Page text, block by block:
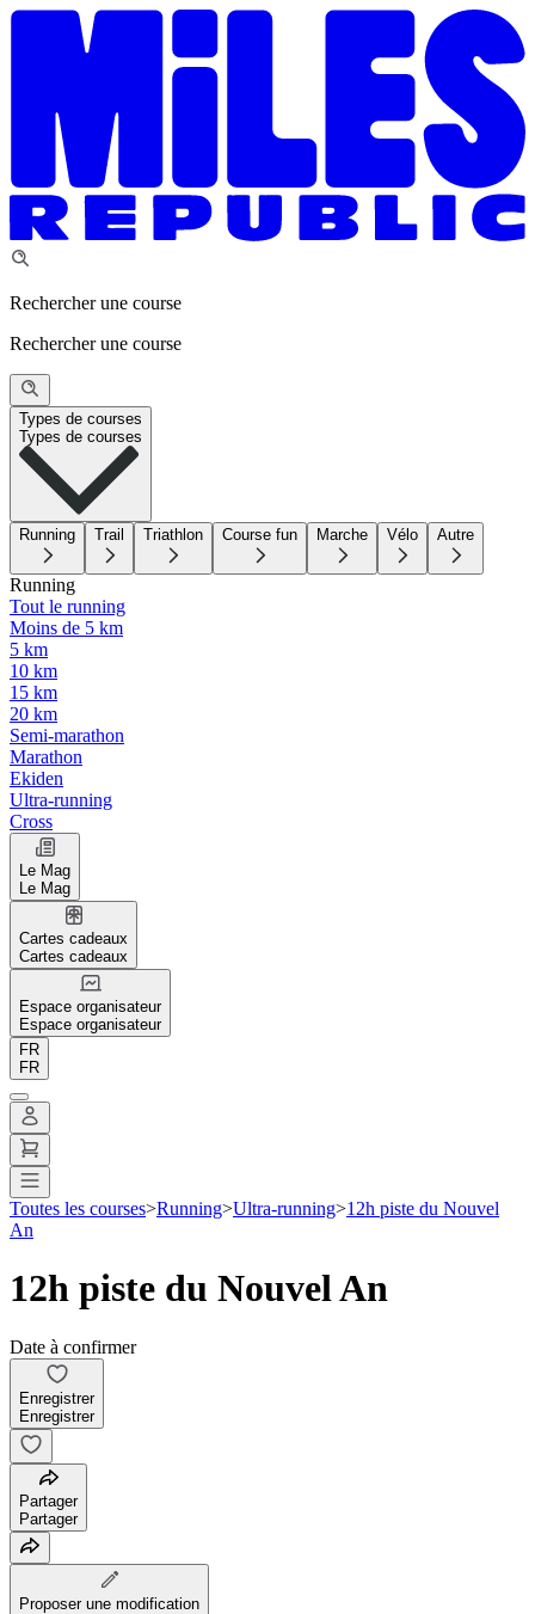
Rechercher une course
Rechercher une course
Types de courses
Types de courses
Running Trail Triathlon Course fun Marche Vélo Autre
Running
Tout le running
Moins de 5 km
5 km
10 km
15 km
20 km
Semi-marathon
Marathon
Ekiden
Ultra-running
Cross
Le Mag
Le Mag
Cartes cadeaux
Cartes cadeaux
Espace organisateur
Espace organisateur
FR
FR
Toutes les courses>Running>Ultra-running>12h piste du Nouvel
An
12h piste du Nouvel An
Date à confirmer
Enregistrer
Enregistrer
Partager
Partager
Proposer une modification